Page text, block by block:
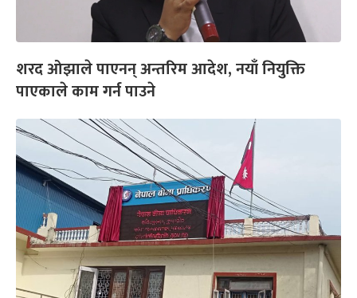
शरद ओझाले पाएनन् अन्तरिम आदेश, नयाँ नियुक्ति
पाएकाले काम गर्न पाउने